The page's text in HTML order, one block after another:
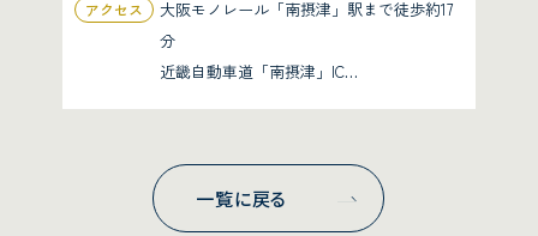
アクセス
大阪モノレール「南摂津」駅まで徒歩約17
分
近畿自動車道「南摂津」IC…
一覧に戻る